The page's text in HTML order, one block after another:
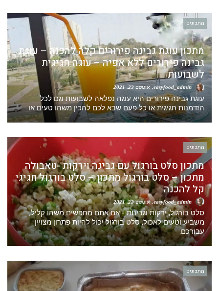
מתכונים
מתכון עוגת גבינה פירורים קלה להכנה – עוגת
גבינה פירורים ללא אפיה – עוגה חגיגית
לשבועות
easyfood_admin אוגוסט 23, 2021
עוגת גבינה פירורים היא עוגה נפלאה לשבועות וגם לכל
הזדמנות חגיגית או כל פעם שבא לכם להכין משהו טעים או
מתכונים
מתכון סלט בורגול עם גבינה וירקות -טאבולה
מתכון – סלט בורגול מתכון – סלט בורגול חגיגי
קל להכנה
אוגוסט 23, 2021
סלט בורגול, ירקות וגבינות - אם אתם מחפשים משהו קליל,
משביע וטעים לאכול, סלט בורגול יכול להיות פתרון מצויין
עבורכם.
מתכונים